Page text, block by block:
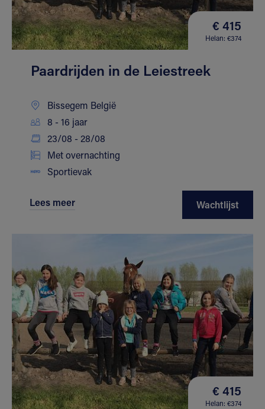
€ 415
Helan: €374
Paardrijden in de Leiestreek
Bissegem België
8 - 16 jaar
23/08 - 28/08
Met overnachting
Sportievak
Lees meer Wachtlijst
€ 415
Helan: €374